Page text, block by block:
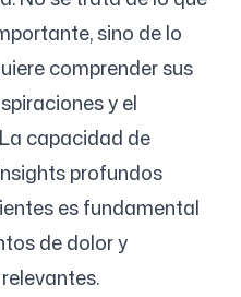
sino de lo
comprender sus
y el
capacidad de
profundos
es fundamental
de dolor y